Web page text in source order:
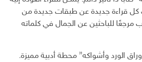
كل قراءة جديدة عن طبقات جديدة من
مرجعًا للباحثين عن الجمال في كلماته
الورد وأشواكه” محطة أدبية مميزة.